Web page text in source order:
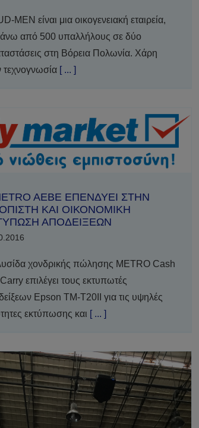
MEN είναι μια οικογενειακή εταιρεία,
από 500 υπαλλήλους σε δύο
στη Βόρεια Πολωνία. Χάρη
τεχνογνωσία[ ... ]
ΑΕΒΕ ΕΠΕΝΔΥΕΙ ΣΤΗΝ
ΚΑΙ ΟΙΚΟΝΟΜΙΚΗ
ΑΠΟΔΕΙΞΕΩΝ
χονδρικής πώλησης METRO Cash
επιλέγει τους εκτυπωτές
Epson TM-T20II για τις υψηλές
εκτύπωσης και [ ... ]